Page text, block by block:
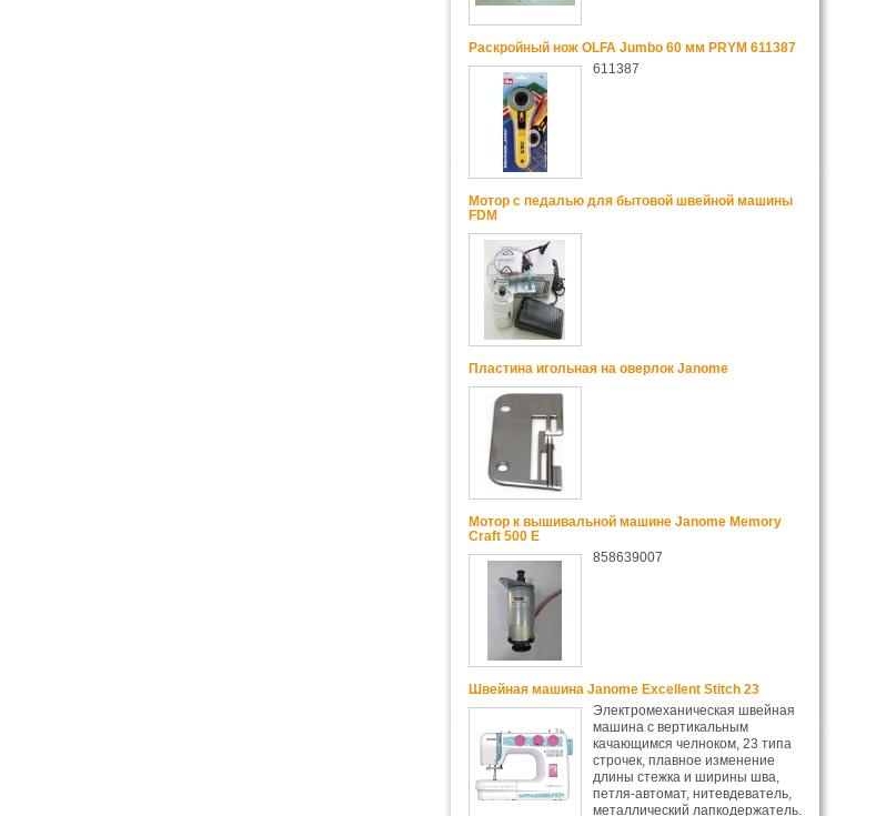
Раскройный нож OLFA Jumbo 60 мм PRYM 611387
611387
Мотор с педалью для бытовой швейной машины
FDM
Пластина игольная на оверлок Janome
Мотор к вышивальной машине Janome Memory
Craft 500 E
858639007
Швейная машина Janome Excellent Stitch 23
Электромеханическая швейная
машина с вертикальным
качающимся челноком, 23 типа
строчек, плавное изменение
длины стежка и ширины шва,
петля-автомат, нитевдеватель,
металлический лапкодержатель.